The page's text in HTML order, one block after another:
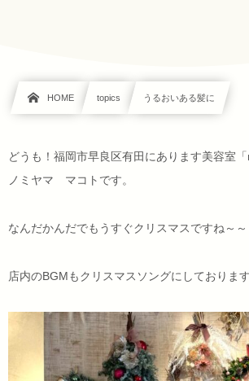
HOME topics うるおいある髪に
どうも！福岡市早良区有田にあります美容室
ノミヤマ マコトです。
なんだかんだでもうすぐクリスマスですね～～
店内のBGMもクリスマスソングにしておりま